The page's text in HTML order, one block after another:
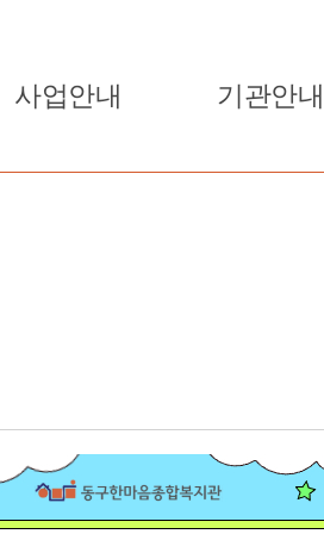
사업안내 기관안내